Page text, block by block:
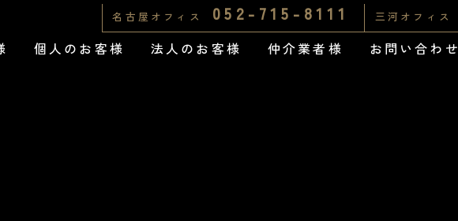
名古屋オフィス 052-715-8111 三河オフィス
個人のお客様 法人のお客様 仲介業者様 お問い合わせ